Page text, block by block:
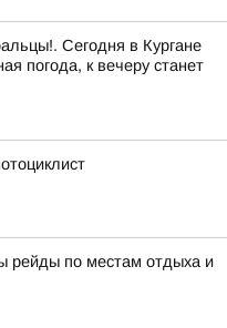
Сегодня в Кургане
погода, к вечеру станет
рейды по местам отдыха и